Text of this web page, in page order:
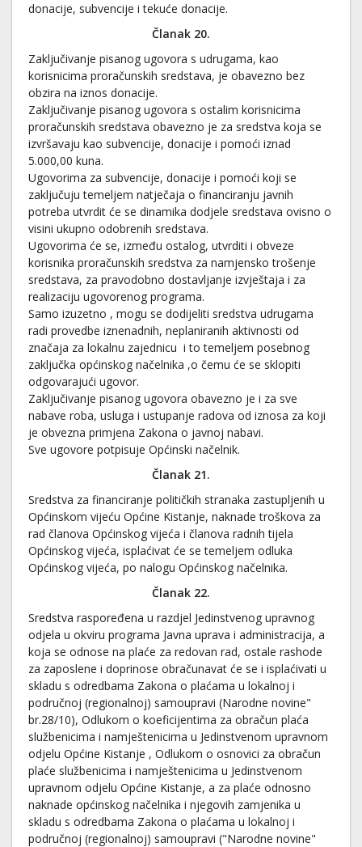
donacije, subvencije i tekuće donacije.
Članak 20.
Zaključivanje pisanog ugovora s udrugama, kao
korisnicima proračunskih sredstava, je obavezno bez
obzira na iznos donacije.
Zaključivanje pisanog ugovora s ostalim korisnicima
proračunskih sredstava obavezno je za sredstva koja se
izvršavaju kao subvencije, donacije i pomoći iznad
5.000,00 kuna.
Ugovorima za subvencije, donacije i pomoći koji se
zaključuju temeljem natječaja o financiranju javnih
potreba utvrdit će se dinamika dodjele sredstava ovisno o
visini ukupno odobrenih sredstava.
Ugovorima će se, između ostalog, utvrditi i obveze
korisnika proračunskih sredstva za namjensko trošenje
sredstava, za pravodobno dostavljanje izvještaja i za
realizaciju ugovorenog programa.
Samo izuzetno , mogu se dodijeliti sredstva udrugama
radi provedbe iznenadnih, neplaniranih aktivnosti od
značaja za lokalnu zajednicu i to temeljem posebnog
zaključka općinskog načelnika ,o čemu će se sklopiti
odgovarajući ugovor.
Zaključivanje pisanog ugovora obavezno je i za sve
nabave roba, usluga i ustupanje radova od iznosa za koji
je obvezna primjena Zakona o javnoj nabavi.
Sve ugovore potpisuje Općinski načelnik.
Članak 21.
Sredstva za financiranje političkih stranaka zastupljenih u
Općinskom vijeću Općine Kistanje, naknade troškova za
rad članova Općinskog vijeća i članova radnih tijela
Općinskog vijeća, isplaćivat će se temeljem odluka
Općinskog vijeća, po nalogu Općinskog načelnika.
Članak 22.
Sredstva raspoređena u razdjel Jedinstvenog upravnog
odjela u okviru programa Javna uprava i administracija, a
koja se odnose na plaće za redovan rad, ostale rashode
za zaposlene i doprinose obračunavat će se i isplaćivati u
skladu s odredbama Zakona o plaćama u lokalnoj i
područnoj (regionalnoj) samoupravi (Narodne novine"
br.28/10), Odlukom o koeficijentima za obračun plaća
službenicima i namještenicima u Jedinstvenom upravnom
odjelu Općine Kistanje , Odlukom o osnovici za obračun
plaće službenicima i namještenicima u Jedinstvenom
upravnom odjelu Općine Kistanje, a za plaće odnosno
naknade općinskog načelnika i njegovih zamjenika u
skladu s odredbama Zakona o plaćama u lokalnoj i
područnoj (regionalnoj) samoupravi ("Narodne novine"